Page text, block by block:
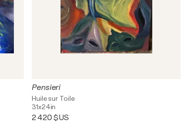
Pensieri
Huile sur Toile
31x24in
2 420 $US